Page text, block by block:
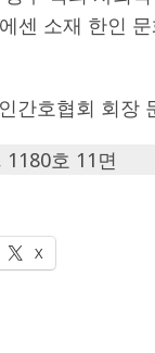
센 소재 한인
간호협회 회장
호 11면
X